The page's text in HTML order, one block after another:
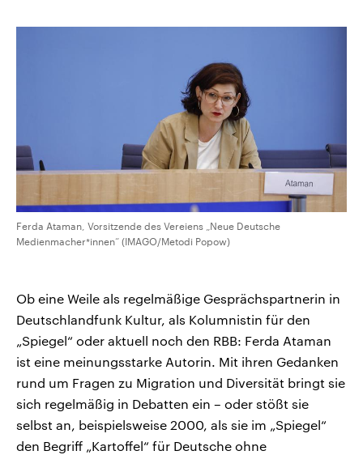
Ferda Ataman, Vorsitzende des Vereiens „Neue Deutsche
Medienmacher*innen“ (IMAGO/Metodi Popow)
Ob eine Weile als regelmäßige Gesprächspartnerin in
Deutschlandfunk Kultur, als Kolumnistin für den
„Spiegel“ oder aktuell noch den RBB: Ferda Ataman
ist eine meinungsstarke Autorin. Mit ihren Gedanken
rund um Fragen zu Migration und Diversität bringt sie
sich regelmäßig in Debatten ein – oder stößt sie
selbst an, beispielsweise 2000, als sie im „Spiegel“
den Begriff „Kartoffel“ für Deutsche ohne